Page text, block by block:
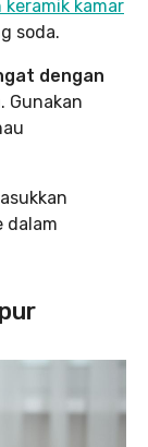
keramik kamar
soda.
dengan
. Gunakan
dalam